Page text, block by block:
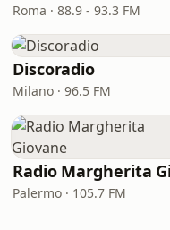
Roma · 88.9 - 93.3 FM
Discoradio
Milano · 96.5 FM
Palermo · 105.7 FM